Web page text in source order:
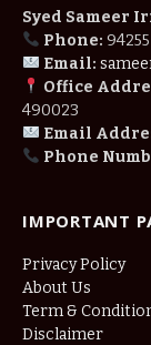
Syed Sameer
Phone:
Email:
Office
490023
Email
Phone
IMPORTANT
Privacy Policy
About Us
Term &
Disclaimer